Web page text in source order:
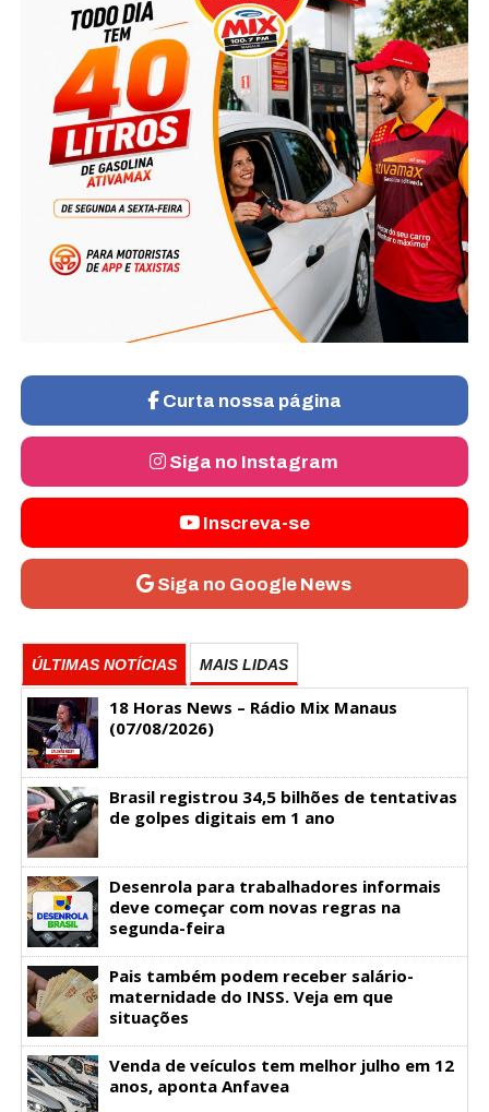
Curta nossa página
Siga no Instagram
Inscreva-se
Siga no Google News
ÚLTIMAS NOTÍCIAS MAIS LIDAS
18 Horas News​​​​​​​​​​​​ – Rádio Mix Manaus
(07/08/2026)
Brasil registrou 34,5 bilhões de tentativas
de golpes digitais em 1 ano
Desenrola para trabalhadores informais
deve começar com novas regras na
segunda-feira
Pais também podem receber salário-
maternidade do INSS. Veja em que
situações
Venda de veículos tem melhor julho em 12
anos, aponta Anfavea